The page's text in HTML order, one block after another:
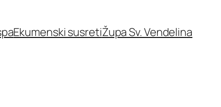
Ekumenski susretiŽupa Sv. Vendelina